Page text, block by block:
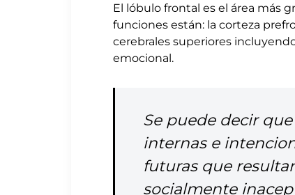
El lóbulo frontal es el área más
funciones están: la corteza
cerebrales superiores
emocional.
Se puede decir
internas e
futuras que
socialmente